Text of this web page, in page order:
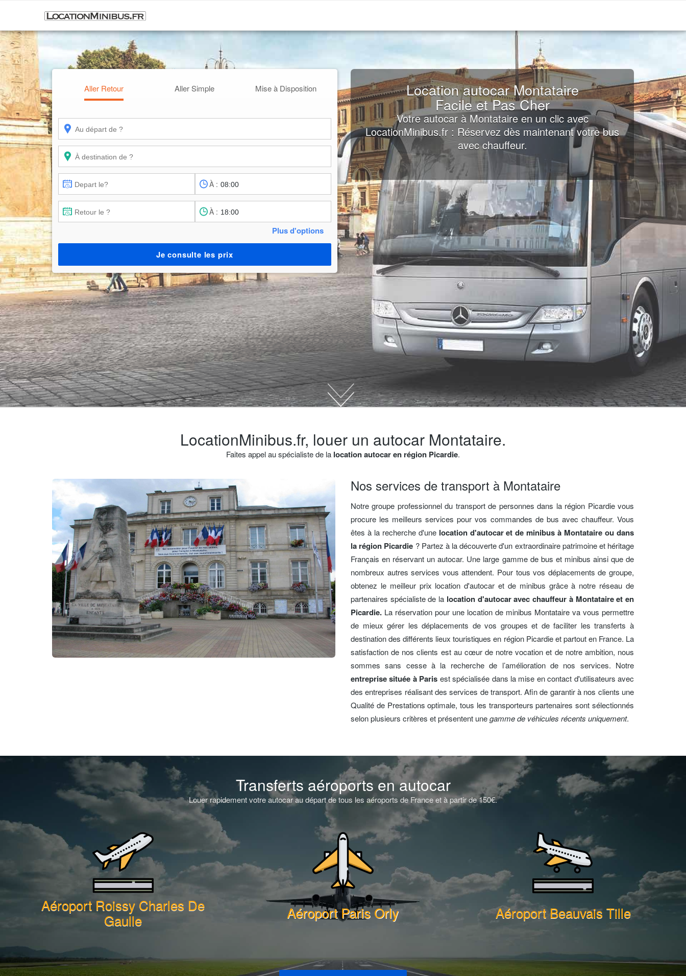
Location autocar Montataire
Facile et Pas Cher
Votre autocar à Montataire en un clic avec
LocationMinibus.fr : Réservez dès maintenant votre bus
avec chauffeur.
Aller Retour Aller Simple Mise à Disposition
À :
À :
Plus d'options
Je consulte les prix
LocationMinibus.fr, louer un autocar Montataire.
Faites appel au spécialiste de la location autocar en région Picardie.
Nos services de transport à Montataire
Notre groupe professionnel du transport de personnes dans la région Picardie vous
procure les meilleurs services pour vos commandes de bus avec chauffeur. Vous
êtes à la recherche d'une location d'autocar et de minibus à Montataire ou dans
la région Picardie ? Partez à la découverte d'un extraordinaire patrimoine et héritage
Français en réservant un autocar. Une large gamme de bus et minibus ainsi que de
nombreux autres services vous attendent. Pour tous vos déplacements de groupe,
obtenez le meilleur prix location d'autocar et de minibus grâce à notre réseau de
partenaires spécialiste de la location d'autocar avec chauffeur à Montataire et en
Picardie. La réservation pour une location de minibus Montataire va vous permettre
de mieux gérer les déplacements de vos groupes et de faciliter les transferts à
destination des différents lieux touristiques en région Picardie et partout en France. La
satisfaction de nos clients est au cœur de notre vocation et de notre ambition, nous
sommes sans cesse à la recherche de l’amélioration de nos services. Notre
entreprise située à Paris est spécialisée dans la mise en contact d'utilisateurs avec
des entreprises réalisant des services de transport. Afin de garantir à nos clients une
Qualité de Prestations optimale, tous les transporteurs partenaires sont sélectionnés
selon plusieurs critères et présentent unegamme de véhicules récents uniquement.
Transferts aéroports en autocar
Louer rapidement votre autocar au départ de tous les aéroports de France et à partir de 150€.
Aéroport Roissy Charles De
Gaulle
Aéroport Paris Orly Aéroport Beauvais Tille